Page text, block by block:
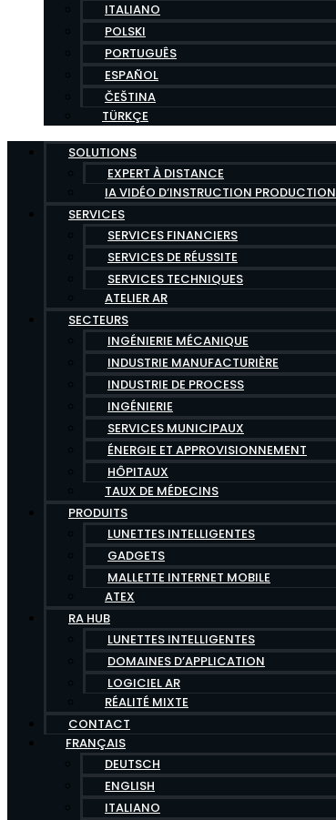
ITALIANO
POLSKI
PORTUGUÊS
ESPAÑOL
ČEŠTINA
TÜRKÇE
SOLUTIONS
EXPERT À DISTANCE
IA VIDÉO D’INSTRUCTION PRODUCTION
SERVICES
SERVICES FINANCIERS
SERVICES DE RÉUSSITE
SERVICES TECHNIQUES
ATELIER AR
SECTEURS
INGÉNIERIE MÉCANIQUE
INDUSTRIE MANUFACTURIÈRE
INDUSTRIE DE PROCESS
INGÉNIERIE
SERVICES MUNICIPAUX
ÉNERGIE ET APPROVISIONNEMENT
HÔPITAUX
TAUX DE MÉDECINS
PRODUITS
LUNETTES INTELLIGENTES
GADGETS
MALLETTE INTERNET MOBILE
ATEX
RA HUB
LUNETTES INTELLIGENTES
DOMAINES D’APPLICATION
LOGICIEL AR
RÉALITÉ MIXTE
CONTACT
FRANÇAIS
DEUTSCH
ENGLISH
ITALIANO